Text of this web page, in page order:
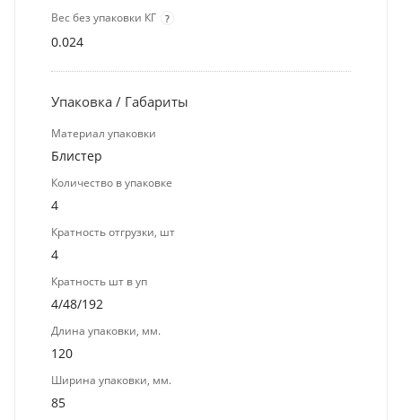
Вес без упаковки КГ ?
0.024
Упаковка / Габариты
Материал упаковки
Блистер
Количество в упаковке
4
Кратность отгрузки, шт
4
Кратность шт в уп
4/48/192
Длина упаковки, мм.
120
Ширина упаковки, мм.
85